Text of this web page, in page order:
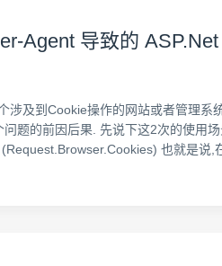
Agent 导致的
涉及到Cookie操作的网站或者管理
题的前因后果. 先说下这2次的使用
也就是说,